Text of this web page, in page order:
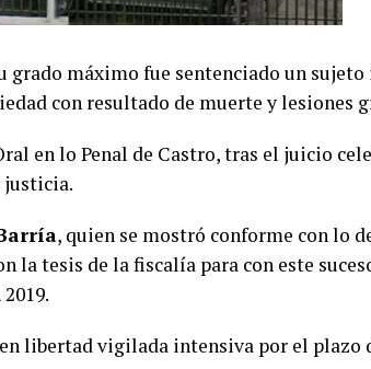
grado máximo fue sentenciado un
con resultado de muerte y lesiones
en lo Penal de Castro, tras el juicio
justicia.
, quien se mostró conforme con lo
la tesis de la fiscalía para con este
libertad vigilada intensiva por el plazo